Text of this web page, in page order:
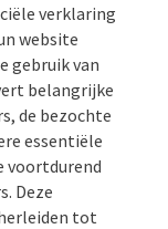
verklaring
website
gebruik van
belangrijke
de bezochte
essentiële
voortdurend
Deze
tot